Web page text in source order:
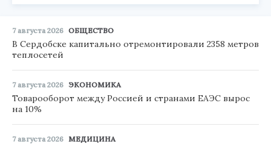
7 августа 2026 ОБЩЕСТВО
В Сердобске капитально отремонтировали 2358 метров
теплосетей
7 августа 2026 ЭКОНОМИКА
Товарооборот между Россией и странами ЕАЭС вырос
на 10%
7 августа 2026 МЕДИЦИНА